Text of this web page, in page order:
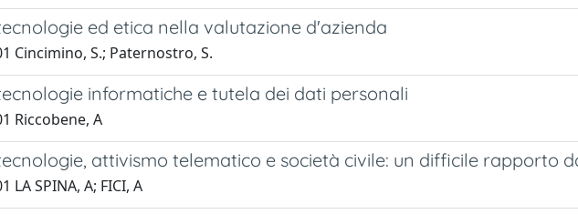
ed etica nella valutazione d'azienda
Cincimino, S.; Paternostro, S.
informatiche e tutela dei dati personali
Riccobene, A
attivismo telematico e società civile: un difficile rapporto
LA SPINA, A; FICI, A